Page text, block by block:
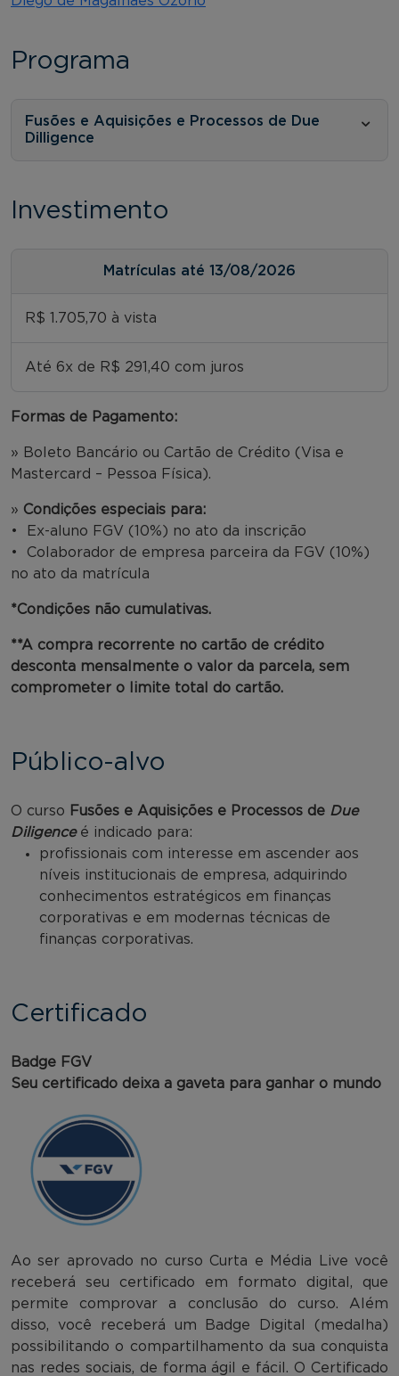
Programa
Fusões e Aquisições e Processos de Due
Dilligence
Investimento
Matrículas até 13/08/2026
R$ 1.705,70 à vista
Até 6x de R$ 291,40 com juros
Formas de Pagamento:
» Boleto Bancário ou Cartão de Crédito (Visa e
Mastercard – Pessoa Física).
» Condições especiais para:
• Ex-aluno FGV (10%) no ato da inscrição
• Colaborador de empresa parceira da FGV (10%)
no ato da matrícula
*Condições não cumulativas.
**A compra recorrente no cartão de crédito
desconta mensalmente o valor da parcela, sem
comprometer o limite total do cartão.
Público-alvo
O curso Fusões e Aquisições e Processos de Due
Diligenceé indicado para:
profissionais com interesse em ascender aos
níveis institucionais de empresa, adquirindo
conhecimentos estratégicos em finanças
corporativas e em modernas técnicas de
finanças corporativas.
Certificado
Badge FGV
Seu certificado deixa a gaveta para ganhar o mundo
Ao ser aprovado no curso Curta e Média Live você
receberá seu certificado em formato digital, que
permite comprovar a conclusão do curso. Além
disso, você receberá um Badge Digital (medalha)
possibilitando o compartilhamento da sua conquista
nas redes sociais, de forma ágil e fácil. O Certificado